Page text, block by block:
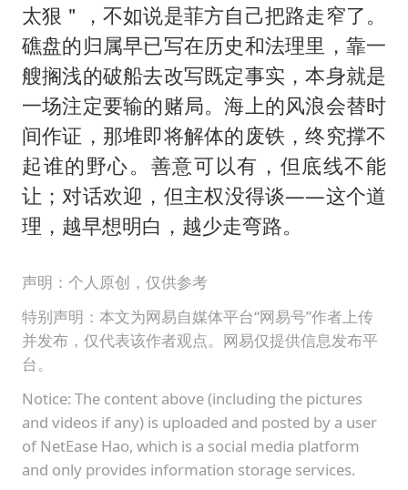
太狠＂，不如说是菲方自己把路走窄了。
礁盘的归属早已写在历史和法理里，靠一
艘搁浅的破船去改写既定事实，本身就是
一场注定要输的赌局。海上的风浪会替时
间作证，那堆即将解体的废铁，终究撑不
起谁的野心。善意可以有，但底线不能
让；对话欢迎，但主权没得谈——这个道
理，越早想明白，越少走弯路。
声明：个人原创，仅供参考
特别声明：本文为网易自媒体平台“网易号”作者上传
并发布，仅代表该作者观点。网易仅提供信息发布平
台。
Notice: The content above (including the pictures
and videos if any) is uploaded and posted by a user
of NetEase Hao, which is a social media platform
and only provides information storage services.